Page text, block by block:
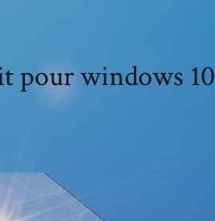
pour windows 10